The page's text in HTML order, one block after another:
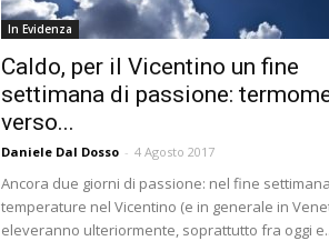
In Evidenza
Caldo, per il Vicentino un fine
settimana di passione:
verso...
Daniele Dal Dosso - 4 Agosto 2017
Ancora due giorni di passione: nel fine
temperature nel Vicentino (e in generale in
eleveranno ulteriormente, soprattutto fra oggi